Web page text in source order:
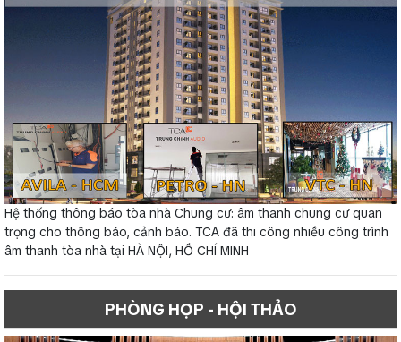
Hệ thống thông báo tòa nhà Chung cư: âm thanh chung cư quan
trọng cho thông báo, cảnh báo. TCA đã thi công nhiều công trình
âm thanh tòa nhà tại HÀ NỘI, HỒ CHÍ MINH
PHÒNG HỌP - HỘI THẢO